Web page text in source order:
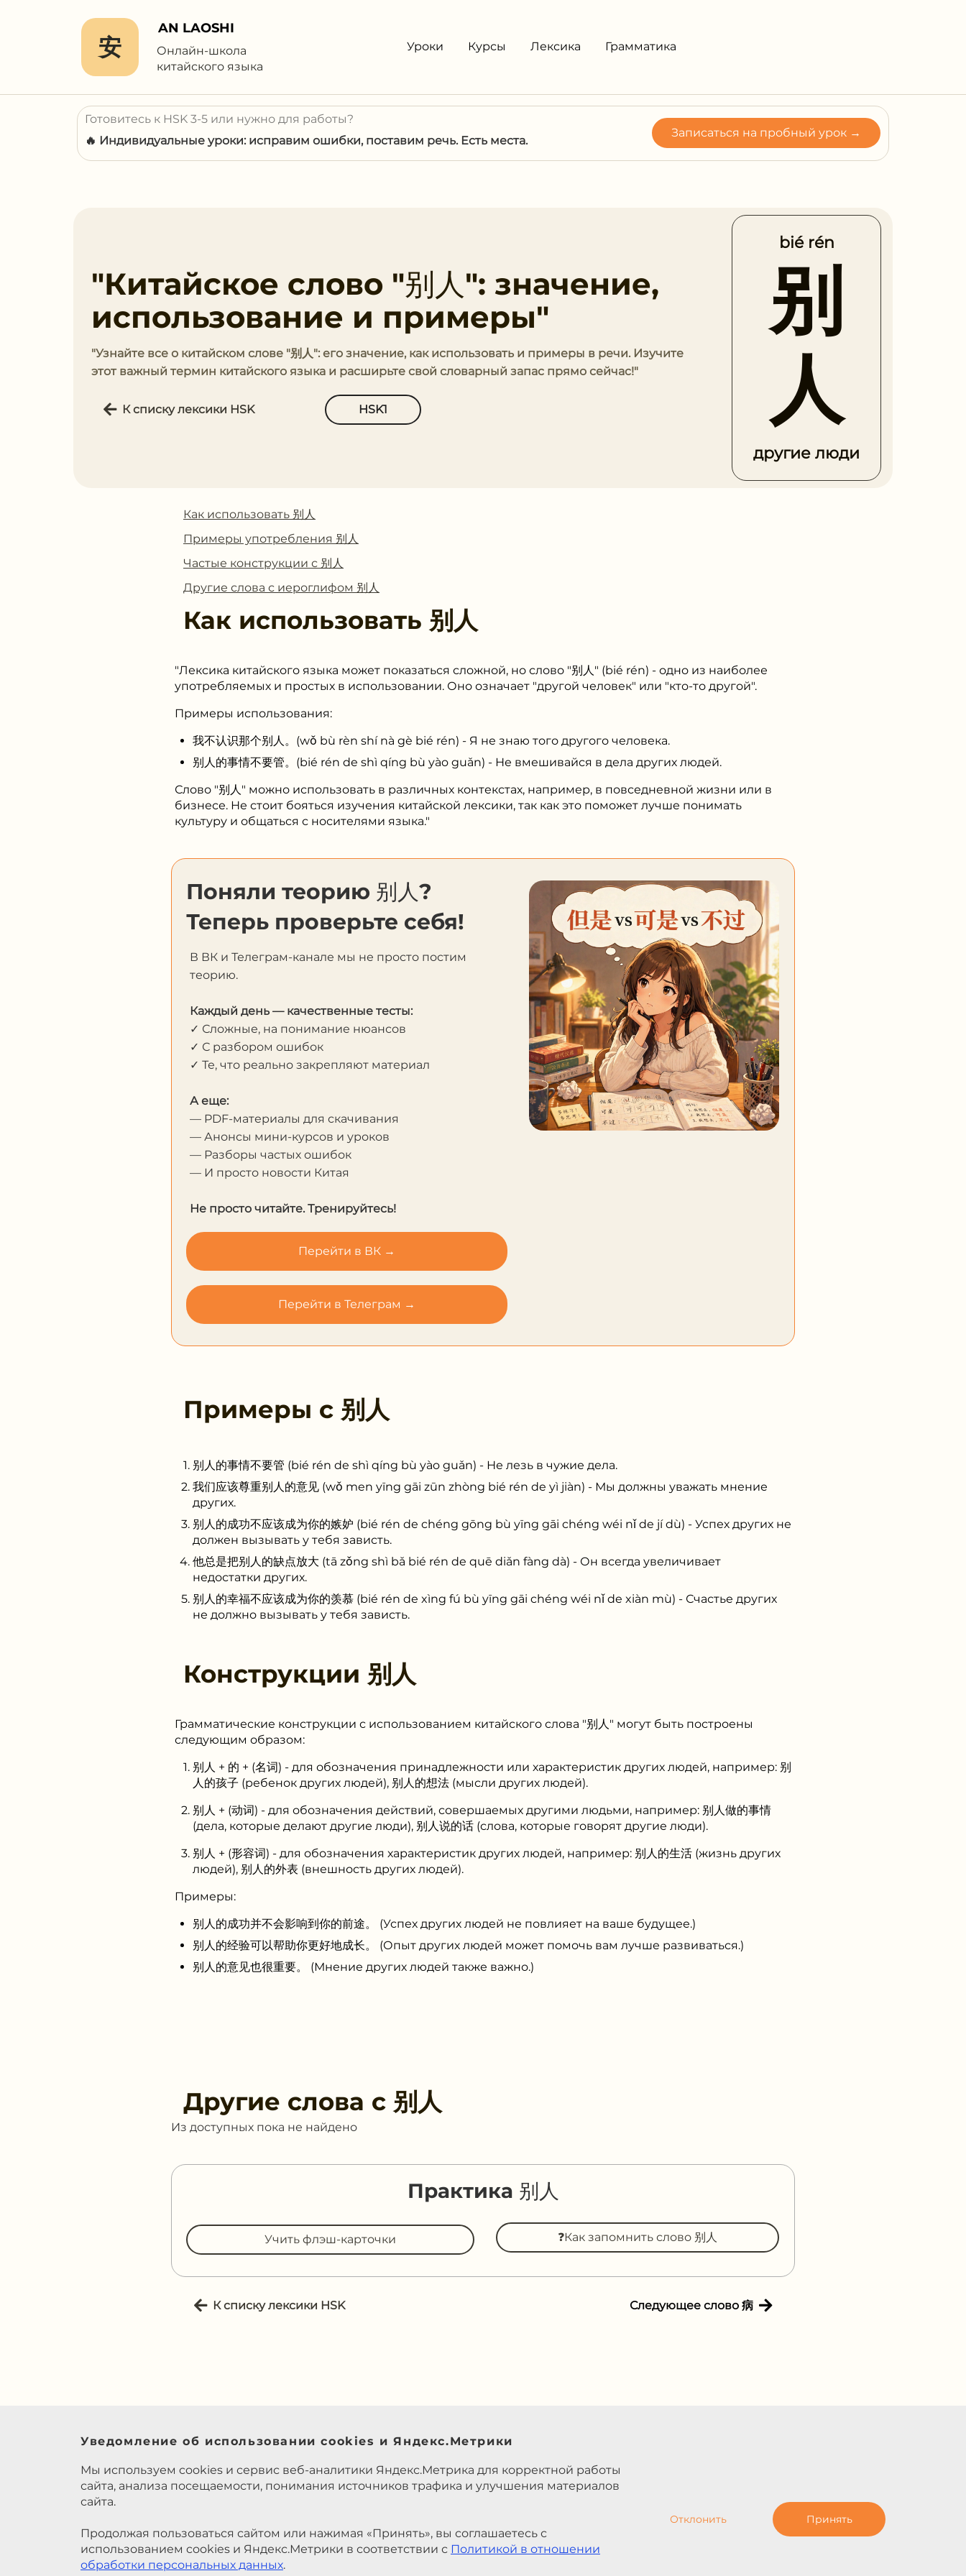
安
AN LAOSHI
Онлайн-школа
китайского языка
Уроки Курсы Лексика Грамматика
Готовитесь к HSK 3-5 или нужно для работы?
🔥 Индивидуальные уроки: исправим ошибки, поставим речь. Есть места.
Записаться на пробный урок →
"Китайское слово "别人": значение,
использование и примеры"
"Узнайте все о китайском слове "别人": его значение, как использовать и примеры в речи. Изучите
этот важный термин китайского языка и расширьте свой словарный запас прямо сейчас!"
К списку лексики HSK HSK1
bié rén
别
人
другие люди
Как использовать 别人
Примеры употребления 别人
Частые конструкции с 别人
Другие слова с иероглифом 别人
Как использовать 别人
"Лексика китайского языка может показаться сложной, но слово "别人" (bié rén) - одно из наиболее
употребляемых и простых в использовании. Оно означает "другой человек" или "кто-то другой".
Примеры использования:
我不认识那个别人。(wǒ bù rèn shí nà gè bié rén) - Я не знаю того другого человека.
别人的事情不要管。(bié rén de shì qíng bù yào guǎn) - Не вмешивайся в дела других людей.
Слово "别人" можно использовать в различных контекстах, например, в повседневной жизни или в
бизнесе. Не стоит бояться изучения китайской лексики, так как это поможет лучше понимать
культуру и общаться с носителями языка."
Поняли теорию 别人?
Теперь проверьте себя!
В ВК и Телеграм-канале мы не просто постим
теорию.
Каждый день — качественные тесты:
✓ Сложные, на понимание нюансов
✓ С разбором ошибок
✓ Те, что реально закрепляют материал
А еще:
— PDF-материалы для скачивания
— Анонсы мини-курсов и уроков
— Разборы частых ошибок
— И просто новости Китая
Не просто читайте. Тренируйтесь!
Перейти в ВК →
Перейти в Телеграм →
Примеры с 别人
别人的事情不要管 (bié rén de shì qíng bù yào guǎn) - Не лезь в чужие дела.
我们应该尊重别人的意见 (wǒ men yīng gāi zūn zhòng bié rén de yì jiàn) - Мы должны уважать мнение
других.
别人的成功不应该成为你的嫉妒 (bié rén de chéng gōng bù yīng gāi chéng wéi nǐ de jí dù) - Успех других не
должен вызывать у тебя зависть.
他总是把别人的缺点放大 (tā zǒng shì bǎ bié rén de quē diǎn fàng dà) - Он всегда увеличивает
недостатки других.
别人的幸福不应该成为你的羡慕 (bié rén de xìng fú bù yīng gāi chéng wéi nǐ de xiàn mù) - Счастье других
не должно вызывать у тебя зависть.
Конструкции 别人
Грамматические конструкции с использованием китайского слова "别人" могут быть построены
следующим образом:
别人 + 的 + (名词) - для обозначения принадлежности или характеристик других людей, например: 别
人的孩子 (ребенок других людей), 别人的想法 (мысли других людей).
别人 + (动词) - для обозначения действий, совершаемых другими людьми, например: 别人做的事情
(дела, которые делают другие люди), 别人说的话 (слова, которые говорят другие люди).
别人 + (形容词) - для обозначения характеристик других людей, например: 别人的生活 (жизнь других
людей), 别人的外表 (внешность других людей).
Примеры:
别人的成功并不会影响到你的前途。 (Успех других людей не повлияет на ваше будущее.)
别人的经验可以帮助你更好地成长。 (Опыт других людей может помочь вам лучше развиваться.)
别人的意见也很重要。 (Мнение других людей также важно.)
Другие слова с 别人
Из доступных пока не найдено
Практика 别人
Учить флэш-карточки ❓Как запомнить слово 别人
К списку лексики HSK Следующее слово 病
Уведомление об использовании cookies и Яндекс.Метрики
Мы используем cookies и сервис веб-аналитики Яндекс.Метрика для корректной работы
сайта, анализа посещаемости, понимания источников трафика и улучшения материалов
сайта.
Продолжая пользоваться сайтом или нажимая «Принять», вы соглашаетесь с
использованием cookies и Яндекс.Метрики в соответствии с Политикой в отношении
обработки персональных данных.
Отклонить Принять